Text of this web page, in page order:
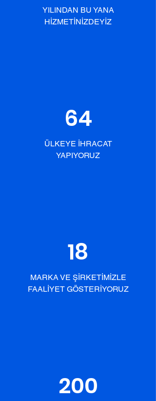
YILINDAN BU YANA
HİZMETİNİZDEYİZ
64
ÜLKEYE İHRACAT
YAPIYORUZ
18
MARKA VE ŞİRKETİMİZLE
FAALİYET GÖSTERİYORUZ
200